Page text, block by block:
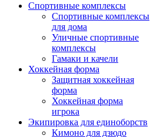
Спортивные комплексы
Спортивные комплексы
для дома
Уличные спортивные
комплексы
Гамаки и качели
Хоккейная форма
Защитная хоккейная
форма
Хоккейная форма
игрока
Экипировка для единоборств
Кимоно для дзюдо